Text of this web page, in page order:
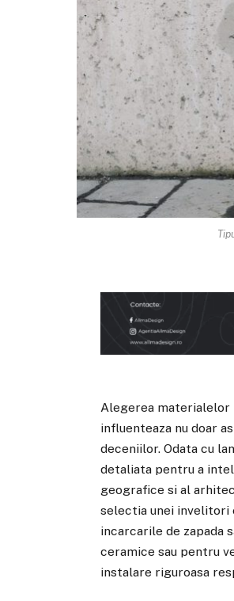
Alegerea materialelor
influenteaza nu doar
deceniilor. Odata cu
detaliata pentru a
geografice si al
selectia unei invelitori
incarcarile de zapada
ceramice sau pentru
instalare riguroasa